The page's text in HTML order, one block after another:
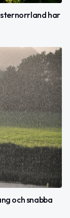
har
och snabba